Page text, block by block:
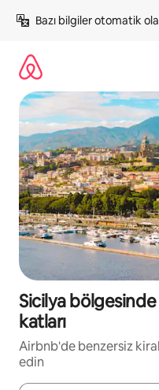
atla
Bazı bilgiler otomatik
Sicilya bölgesinde
katları
Airbnb'de benzersiz
edin